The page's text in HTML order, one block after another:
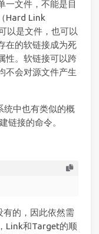
一文件，不能是目
Hard Link
以是文件，也可以
在的软链接成为死
性。软链接可以跨
不会对源文件产生
统中也有类似的概
链接的命令。
的，因此依然需
Link和Target的顺